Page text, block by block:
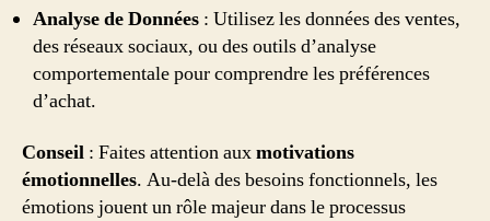
Analyse de Données : Utilisez les données des ventes,
des réseaux sociaux, ou des outils d’analyse
comportementale pour comprendre les préférences
d’achat.
Conseil : Faites attention auxmotivations
émotionnelles. Au-delà des besoins fonctionnels, les
émotions jouent un rôle majeur dans le processus